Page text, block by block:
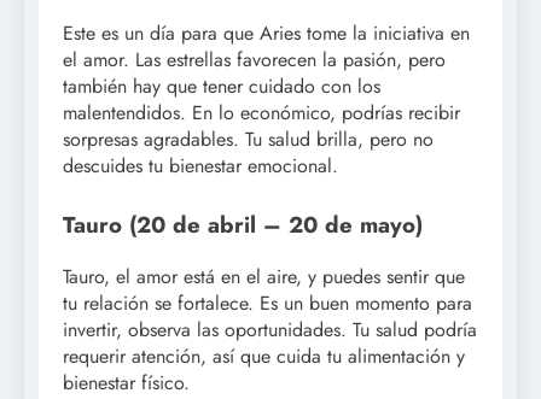
Este es un día para que Aries tome la iniciativa en
el amor. Las estrellas favorecen la pasión, pero
también hay que tener cuidado con los
malentendidos. En lo económico, podrías recibir
sorpresas agradables. Tu salud brilla, pero no
descuides tu bienestar emocional.
Tauro (20 de abril – 20 de mayo)
Tauro, el amor está en el aire, y puedes sentir que
tu relación se fortalece. Es un buen momento para
invertir, observa las oportunidades. Tu salud podría
requerir atención, así que cuida tu alimentación y
bienestar físico.